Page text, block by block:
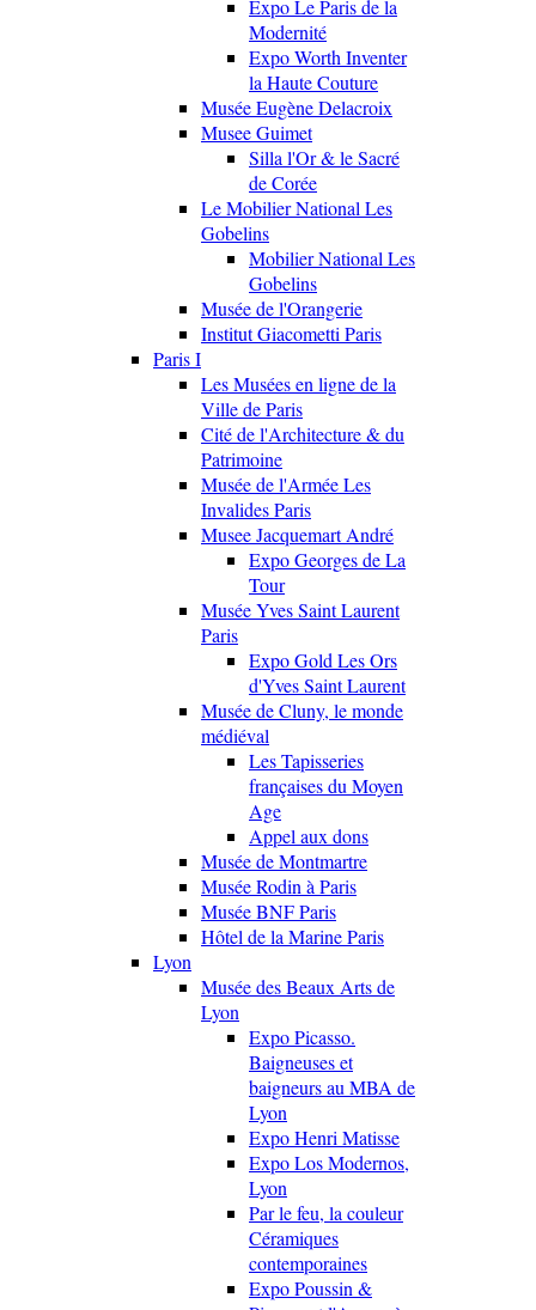
Expo Le Paris de la
Modernité
Expo Worth Inventer
la Haute Couture
Musée Eugène Delacroix
Musee Guimet
Silla l'Or & le Sacré
de Corée
Le Mobilier National Les
Gobelins
Mobilier National Les
Gobelins
Musée de l'Orangerie
Institut Giacometti Paris
Paris I
Les Musées en ligne de la
Ville de Paris
Cité de l'Architecture & du
Patrimoine
Musée de l'Armée Les
Invalides Paris
Musee Jacquemart André
Expo Georges de La
Tour
Musée Yves Saint Laurent
Paris
Expo Gold Les Ors
d'Yves Saint Laurent
Musée de Cluny, le monde
médiéval
Les Tapisseries
françaises du Moyen
Age
Appel aux dons
Musée de Montmartre
Musée Rodin à Paris
Musée BNF Paris
Hôtel de la Marine Paris
Lyon
Musée des Beaux Arts de
Lyon
Expo Picasso.
Baigneuses et
baigneurs au MBA de
Lyon
Expo Henri Matisse
Expo Los Modernos,
Lyon
Par le feu, la couleur
Céramiques
contemporaines
Expo Poussin &